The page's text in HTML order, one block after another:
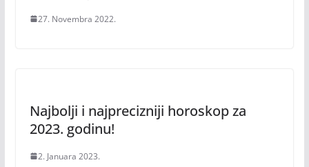
27. Novembra 2022.
Najbolji i najprecizniji horoskop za
2023. godinu!
2. Januara 2023.